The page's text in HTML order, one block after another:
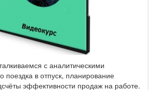
с аналитическими
поездка в отпуск, планирование
эффективности продаж на работе.